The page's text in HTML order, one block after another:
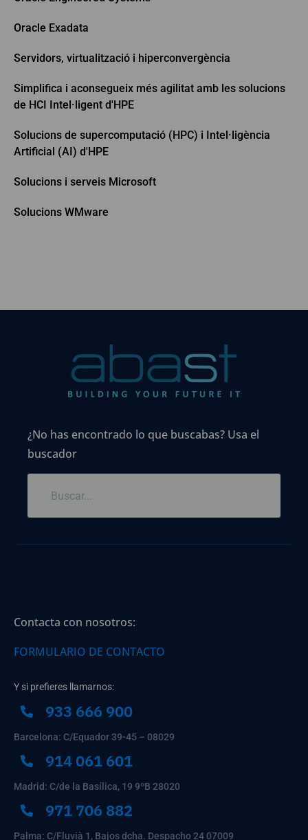
Oracle Exadata
Servidors, virtualització i hiperconvergència
Simplifica i aconsegueix més agilitat amb les solucions
de HCI Intel·ligent d'HPE
Solucions de supercomputació (HPC) i Intel·ligència
Artificial (AI) d'HPE
Solucions i serveis Microsoft
Solucions WMware
¿No has encontrado lo que buscabas? Usa el
buscador
Contacta con nosotros:
FORMULARIO DE CONTACTO
Y si prefieres llamarnos:
933 666 900
Barcelona: C/Equador 39-45 – 08029
914 061 601
Madrid: C/de la Basílica, 19 9ºB 28020
971 706 882
Palma: C/Fluvià 1, Bajos dcha. Despacho 24 07009